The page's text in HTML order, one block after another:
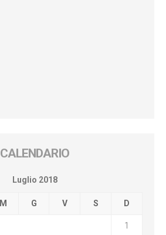
CALENDARIO
Luglio 2018
M G V S D
1